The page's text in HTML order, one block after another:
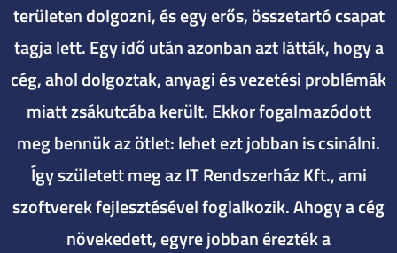
területen dolgozni, és egy erős, összetartó csapat
tagja lett. Egy idő után azonban azt látták, hogy a
cég, ahol dolgoztak, anyagi és vezetési problémák
miatt zsákutcába került. Ekkor fogalmazódott
meg bennük az ötlet: lehet ezt jobban is csinálni.
Így született meg az IT Rendszerház Kft., ami
szoftverek fejlesztésével foglalkozik. Ahogy a cég
növekedett, egyre jobban érezték a